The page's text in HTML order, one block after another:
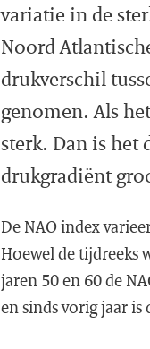
variatie in de
Noord
drukverschil
genomen. Als
sterk. Dan is het
drukgradiënt
De NAO index
Hoewel de tijdreeks
jaren 50 en 60 de
en sinds vorig jaar is